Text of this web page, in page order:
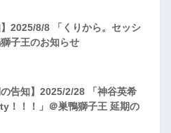
】2025/8/8 「くりから。セッシ
子王のお知らせ
の告知】2025/2/28 「神谷英希
！！！」＠巣鴨獅子王 延期の